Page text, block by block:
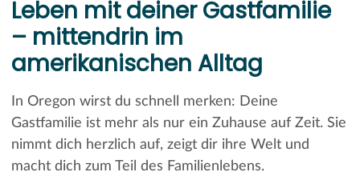
Leben mit deiner Gastfamilie
– mittendrin im
amerikanischen Alltag
In Oregon wirst du schnell merken: Deine
Gastfamilie ist mehr als nur ein Zuhause auf Zeit. Sie
nimmt dich herzlich auf, zeigt dir ihre Welt und
macht dich zum Teil des Familienlebens.